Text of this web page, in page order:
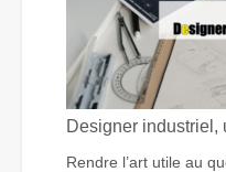
Designer industriel,
Rendre l’art utile au